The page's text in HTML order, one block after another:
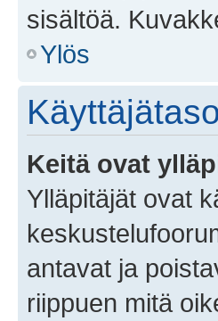
sisältöä.
Ylös
Keitä ovat
Ylläpitäjät ovat
antavat ja
riippuen mitä